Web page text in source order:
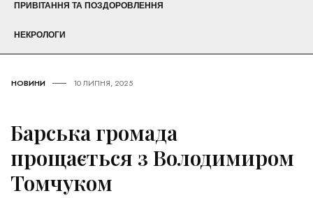
ПРИВІТАННЯ ТА ПОЗДОРОВЛЕННЯ
НЕКРОЛОГИ
НОВИНИ 10 ЛИПНЯ, 2025
Барська громада
прощається з Володимиром
Томчуком